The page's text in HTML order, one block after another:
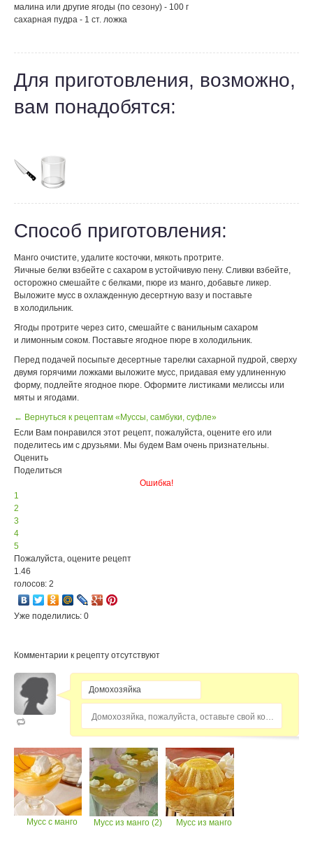
малина или другие ягоды (по сезону) - 100 г
сахарная пудра - 1 ст. ложка
Для приготовления, возможно,
вам понадобятся:
Способ приготовления:
Манго очистите, удалите косточки, мякоть протрите.
Яичные белки взбейте с сахаром в устойчивую пену. Сливки взбейте,
осторожно смешайте с белками, пюре из манго, добавьте ликер.
Выложите мусс в охлажденную десертную вазу и поставьте
в холодильник.
Ягоды протрите через сито, смешайте с ванильным сахаром
и лимонным соком. Поставьте ягодное пюре в холодильник.
Перед подачей посыпьте десертные тарелки сахарной пудрой, сверху
двумя горячими ложками выложите мусс, придавая ему удлиненную
форму, подлейте ягодное пюре. Оформите листиками мелиссы или
мяты и ягодами.
← Вернуться к рецептам «Муссы, самбуки, суфле»
Если Вам понравился этот рецепт, пожалуйста, оцените его или
поделитесь им с друзьями. Мы будем Вам очень признательны.
Оценить
Поделиться
Ошибка!
1
2
3
4
5
Пожалуйста, оцените рецепт
1.46
голосов: 2
Уже поделились: 0
Комментарии к рецепту отсутствуют
Мусс с манго Мусс из манго (2) Мусс из манго